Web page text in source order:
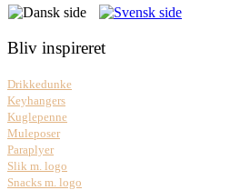
Bliv inspireret
Drikkedunke
Keyhangers
Kuglepenne
Muleposer
Paraplyer
Slik m. logo
Snacks m. logo